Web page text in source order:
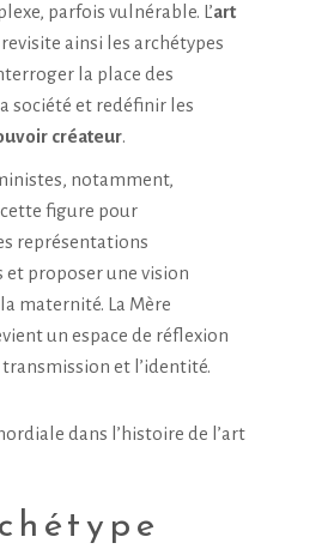
parfois vulnérable. L’art
revisite ainsi les archétypes
la place des
société et redéfinir les
créateur.
notamment,
cette figure pour
représentations
proposer une vision
maternité. La Mère
un espace de réflexion
et l’identité.